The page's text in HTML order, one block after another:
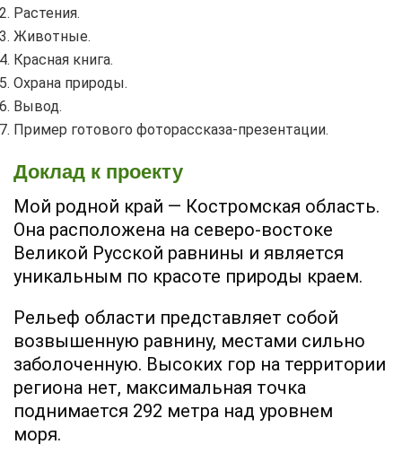
Растения.
Животные.
Красная книга.
Охрана природы.
Вывод.
Пример готового фоторассказа-презентации.
Доклад к проекту
Мой родной край — Костромская область.
Она расположена на северо-востоке
Великой Русской равнины и является
уникальным по красоте природы краем.
Рельеф области представляет собой
возвышенную равнину, местами сильно
заболоченную. Высоких гор на территории
региона нет, максимальная точка
поднимается 292 метра над уровнем
моря.